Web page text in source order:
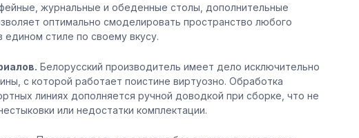
журнальные и обеденные столы, дополнительные
оптимально смоделировать пространство любого
стиле по своему вкусу.
Белорусский производитель имеет дело исключительно
с которой работает поистине виртуозно. Обработка
линиях дополняется ручной доводкой при сборке, что не
или недостатки комплектации.